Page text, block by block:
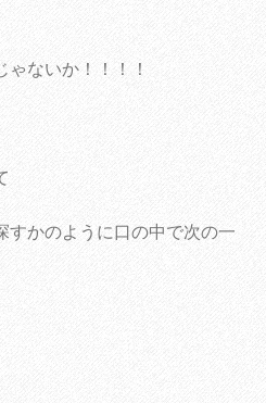
ないか！！！！
すかのように口の中で次の一